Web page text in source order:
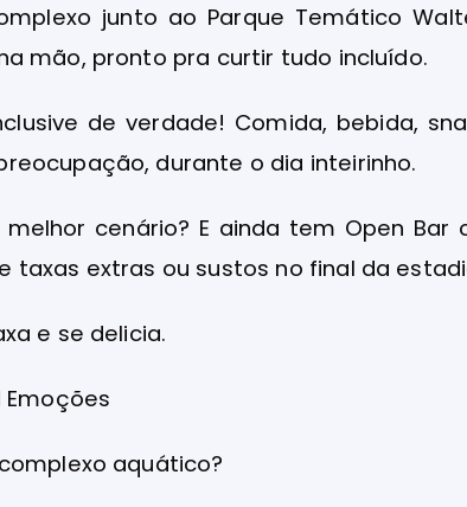
junto ao Parque Temático
mão, pronto pra curtir tudo incluído.
de verdade! Comida, bebida,
durante o dia inteirinho.
cenário? E ainda tem Open Bar
taxas extras ou sustos no final da
e se delicia.
Emoções
aquático?